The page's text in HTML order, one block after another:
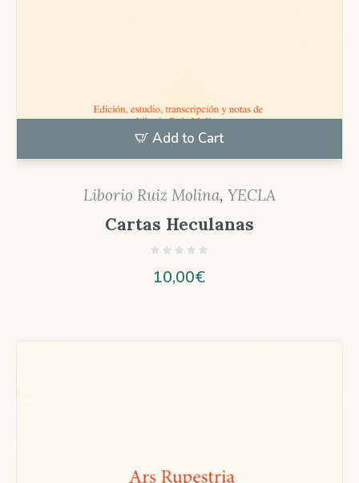
Add to Cart
Liborio Ruiz Molina, YECLA
Cartas Heculanas
10,00€